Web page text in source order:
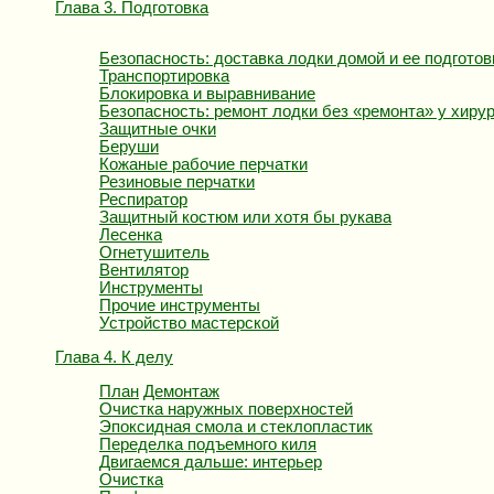
Глава 3. Подготовка
Безопасность: доставка лодки домой и ее
Транспортировка
Блокировка и выравнивание
Безопасность: ремонт лодки без «ремонта» у
Защитные очки
Беруши
Кожаные рабочие перчатки
Резиновые перчатки
Респиратор
Защитный костюм или хотя бы рукава
Лесенка
Огнетушитель
Вентилятор
Инструменты
Прочие инструменты
Устройство мастерской
Глава 4. К делу
План Демонтаж
Очистка наружных поверхностей
Эпоксидная смола и стеклопластик
Переделка подъемного киля
Двигаемся дальше: интерьер
Очистка